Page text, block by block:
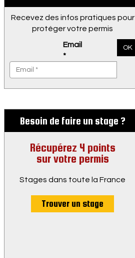
Recevez des infos pratiques pour
protéger votre permis
Email
*
OK
Besoin de faire un stage ?
Récupérez 4 points
sur votre permis
Stages dans toute la France
Trouver un stage